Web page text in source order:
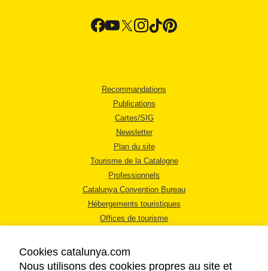
Recommandations
Publications
Cartes/SIG
Newsletter
Plan du site
Tourisme de la Catalogne
Professionnels
Catalunya Convention Bureau
Hébergements touristiques
Offices de tourisme
Cookies catalunya.com
Nous utilisons des cookies propres au site et